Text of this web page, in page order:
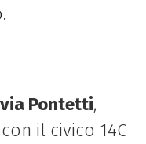
Pontetti,
il civico 14C